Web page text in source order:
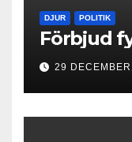
DJUR POLITIK
Förbjud
29